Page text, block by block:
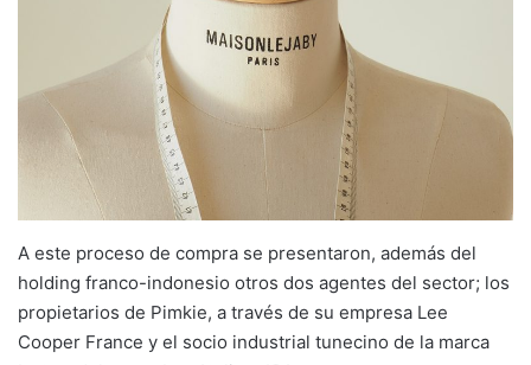
A este proceso de compra se presentaron, además del
holding franco-indonesio otros dos agentes del sector; los
propietarios de Pimkie, a través de su empresa Lee
Cooper France y el socio industrial tunecino de la marca